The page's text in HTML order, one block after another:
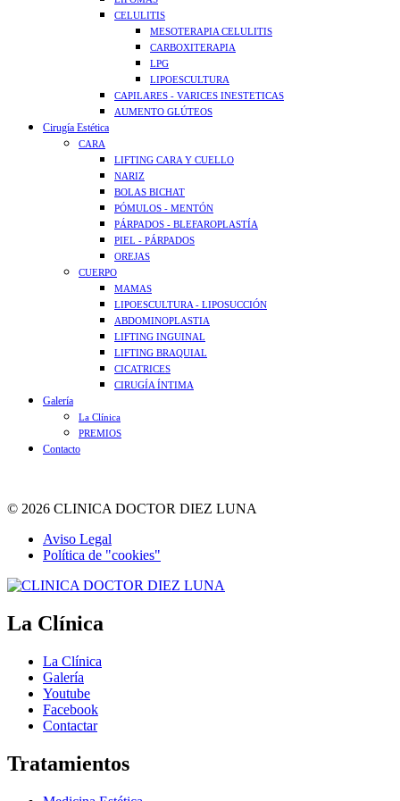
CELULITIS
MESOTERAPIA CELULITIS
CARBOXITERAPIA
LPG
LIPOESCULTURA
CAPILARES - VARICES INESTETICAS
AUMENTO GLÚTEOS
Cirugía Estética
CARA
LIFTING CARA Y CUELLO
NARIZ
BOLAS BICHAT
PÓMULOS - MENTÓN
PÁRPADOS - BLEFAROPLASTÍA
PIEL - PÁRPADOS
OREJAS
CUERPO
MAMAS
LIPOESCULTURA - LIPOSUCCIÓN
ABDOMINOPLASTIA
LIFTING INGUINAL
LIFTING BRAQUIAL
CICATRICES
CIRUGÍA ÍNTIMA
Galería
La Clínica
PREMIOS
Contacto
© 2026 CLINICA DOCTOR DIEZ LUNA
Aviso Legal
Política de "cookies"
La Clínica
La Clínica
Galería
Youtube
Facebook
Contactar
Tratamientos